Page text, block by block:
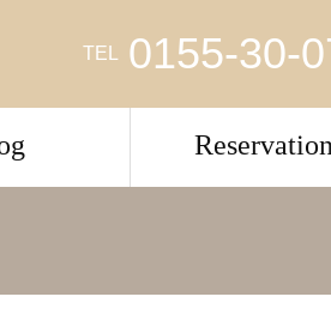
TEL 0155-30-
Reservation